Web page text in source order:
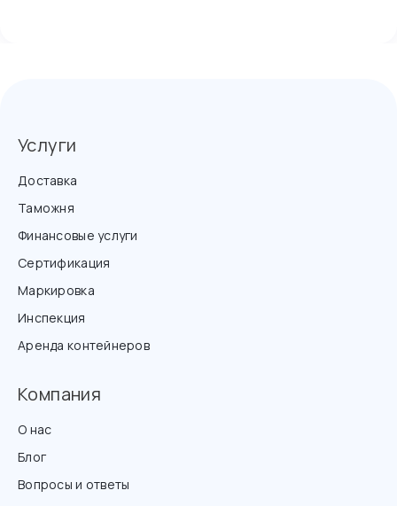
Услуги
Доставка
Таможня
Финансовые услуги
Сертификация
Маркировка
Инспекция
Аренда контейнеров
Компания
О нас
Блог
Вопросы и ответы